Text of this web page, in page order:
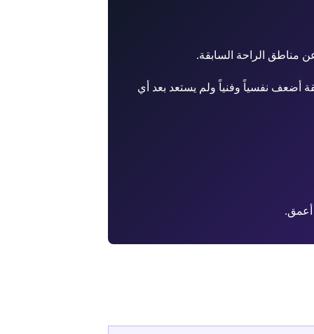
مناطق الراحة السابقة.
أضعف نفسياً وفنياً ولم يستعد بعد أي